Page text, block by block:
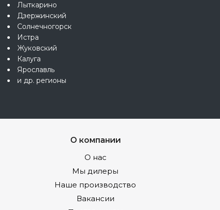
Лыткарино
Дзержинский
Солнечногорск
Истра
Жуковский
Калуга
Ярославль
и др. регионы
О компании
О нас
Мы дилеры
Наше производство
Вакансии